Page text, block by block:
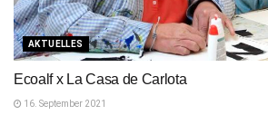
AKTUELLES
Ecoalf x La Casa de Carlota
16. September 2021